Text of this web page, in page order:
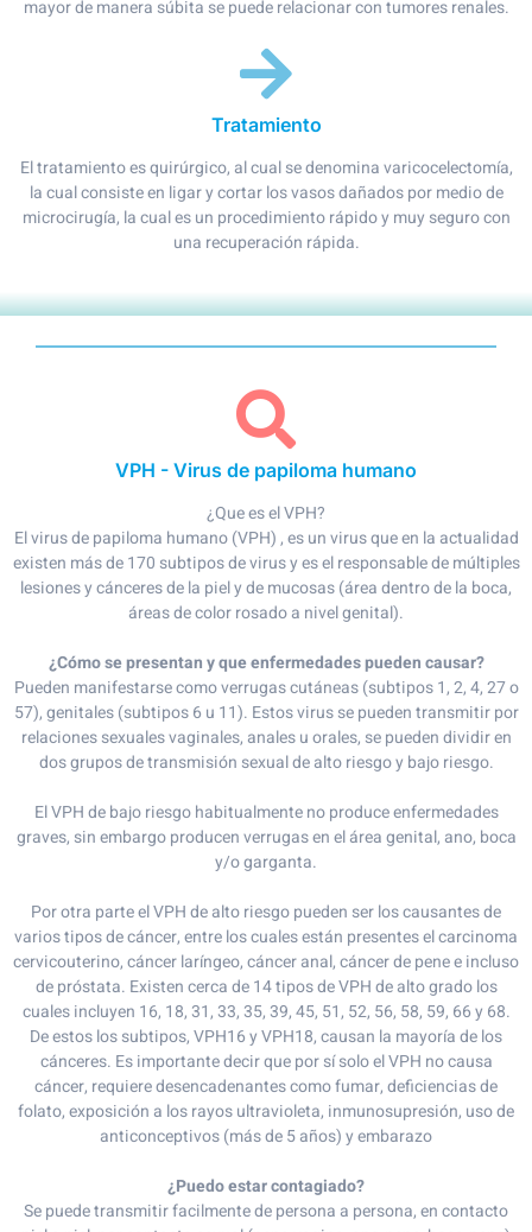
mayor de manera súbita se puede relacionar con tumores renales.
Tratamiento
El tratamiento es quirúrgico, al cual se denomina varicocelectomía,
la cual consiste en ligar y cortar los vasos dañados por medio de
microcirugía, la cual es un procedimiento rápido y muy seguro con
una recuperación rápida.
VPH - Virus de papiloma humano
¿Que es el VPH?
El virus de papiloma humano (VPH) , es un virus que en la actualidad
existen más de 170 subtipos de virus y es el responsable de múltiples
lesiones y cánceres de la piel y de mucosas (área dentro de la boca,
áreas de color rosado a nivel genital).
¿Cómo se presentan y que enfermedades pueden causar?
Pueden manifestarse como verrugas cutáneas (subtipos 1, 2, 4, 27 o
57), genitales (subtipos 6 u 11). Estos virus se pueden transmitir por
relaciones sexuales vaginales, anales u orales, se pueden dividir en
dos grupos de transmisión sexual de alto riesgo y bajo riesgo.
El VPH de bajo riesgo habitualmente no produce enfermedades
graves, sin embargo producen verrugas en el área genital, ano, boca
y/o garganta.
Por otra parte el VPH de alto riesgo pueden ser los causantes de
varios tipos de cáncer, entre los cuales están presentes el carcinoma
cervicouterino, cáncer laríngeo, cáncer anal, cáncer de pene e incluso
de próstata. Existen cerca de 14 tipos de VPH de alto grado los
cuales incluyen 16, 18, 31, 33, 35, 39, 45, 51, 52, 56, 58, 59, 66 y 68.
De estos los subtipos, VPH16 y VPH18, causan la mayoría de los
cánceres. Es importante decir que por sí solo el VPH no causa
cáncer, requiere desencadenantes como fumar, deficiencias de
folato, exposición a los rayos ultravioleta, inmunosupresión, uso de
anticonceptivos (más de 5 años) y embarazo
¿Puedo estar contagiado?
Se puede transmitir facilmente de persona a persona, en contacto